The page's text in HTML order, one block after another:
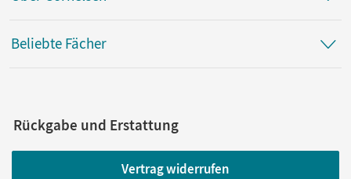
Beliebte Fächer
Rückgabe und Erstattung
Vertrag widerrufen